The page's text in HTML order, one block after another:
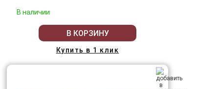
В наличии
В КОРЗИНУ
Купить в 1 клик